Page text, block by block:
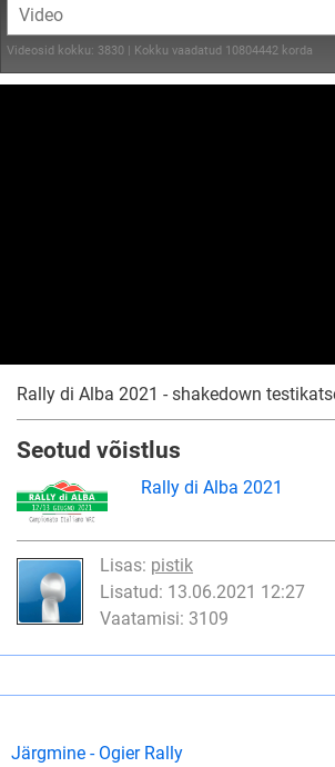
Videosid kokku: 3830 | Kokku vaadatud 10804442 korda
Rally di Alba 2021 - shakedown
Seotud võistlus
Rally di Alba 2021
Lisas: pistik
Lisatud: 13.06.2021 12:27
Vaatamisi: 3109
Järgmine - Ogier Rally